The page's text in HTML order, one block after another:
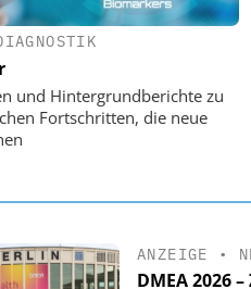
und Hintergrundberichte zu
Fortschritten, die neue
EASY SOFTWARE AG
Von
zur KI-fähigen
ANZEIGE •
DMEA 2026